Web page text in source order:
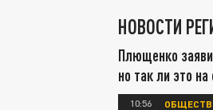
НОВОСТИ
Плющенко
но так ли это
10:56